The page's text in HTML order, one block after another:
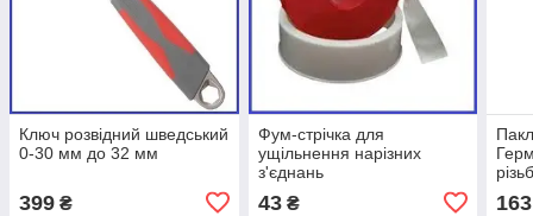
Ключ розвідний шведський
0-30 мм до 32 мм
399 ₴
Фум-стрічка для
ущільнення нарізних
з'єднань
43₴ 163